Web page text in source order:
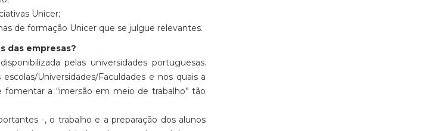
Unicer;
de formação Unicer que se julgue relevantes.
das empresas?
pelas universidades portuguesas.
Universidades/Faculdades e nos quais a
a “imersão em meio de trabalho” tão
-, o trabalho e a preparação dos alunos